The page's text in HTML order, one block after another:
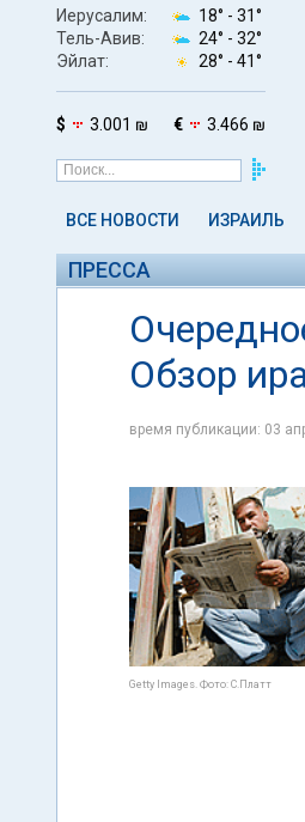
Иерусалим: 18° - 31°
Тель-Авив:
24° - 32°
Эйлат:
28° - 41°
$ 3.001 ₪ € 3.466 ₪
ВСЕ НОВОСТИ ИЗРАИЛЬ
ПРЕССА
Обзор
время публикации: 03
Getty Images. Фото: С.Платт